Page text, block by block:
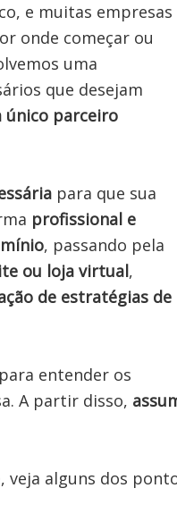
e muitas empresas
onde começar ou
único parceiro
para que sua
profissional e
ou loja virtual
de estratégias de
para entender os
A partir disso,
alguns dos